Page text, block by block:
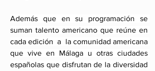
Además que en su programación se
suman talento americano que reúne en
cada edición  a  la comunidad americana
que vive en Málaga u otras ciudades
españolas que disfrutan de la diversidad